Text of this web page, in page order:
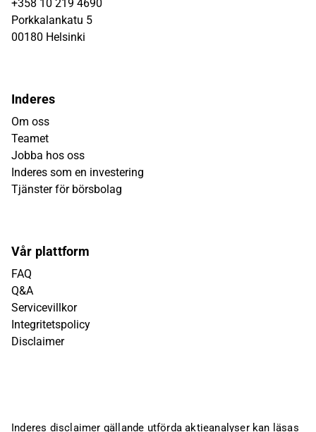
+358 10 219 4690
Porkkalankatu 5
00180 Helsinki
Inderes
Om oss
Teamet
Jobba hos oss
Inderes som en investering
Tjänster för börsbolag
Vår plattform
FAQ
Q&A
Servicevillkor
Integritetspolicy
Disclaimer
Inderes disclaimer gällande utförda aktieanalyser kan läsas